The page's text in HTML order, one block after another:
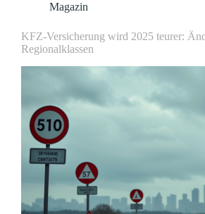
Magazin
KFZ-Versicherung wird 2025 teurer:
Regionalklassen